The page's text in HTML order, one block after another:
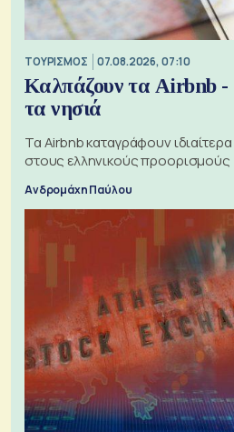
ΤΟΥΡΙΣΜΟΣ 07.08.2026, 07:10
Καλπάζουν τα Airbnb -
τα νησιά
Τα Airbnb καταγράφουν
στους ελληνικούς προορισμούς
Ανδρομάχη Παύλου